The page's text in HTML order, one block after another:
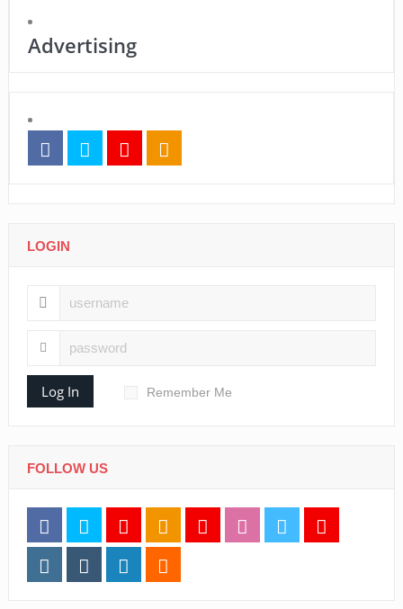
Advertising
LOGIN
Log In Remember Me
FOLLOW US